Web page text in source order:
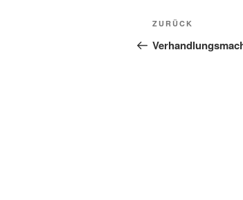
Vorheriger
Beitrag
ZURÜCK